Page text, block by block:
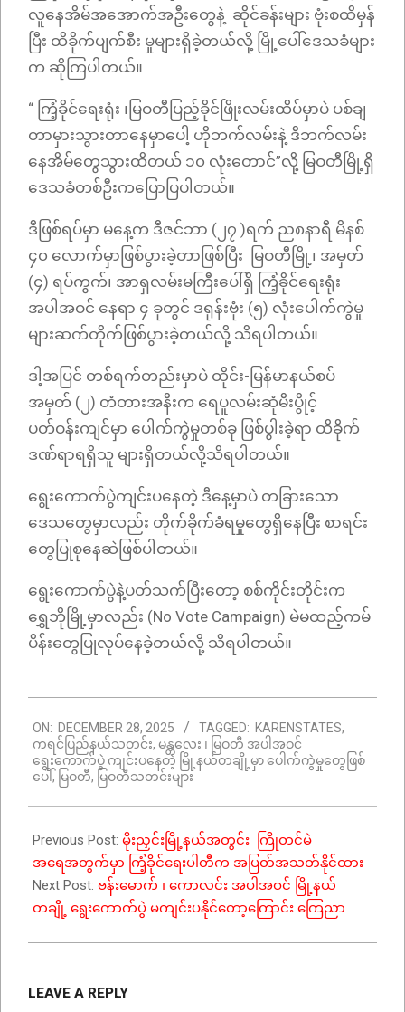
လူနေအိမ်အအောက်အဦးတွေနဲ့ ဆိုင်ခန်းများ ဗုံးစထိမှန်
ပြီး ထိခိုက်ပျက်စီး မှုများရှိခဲ့တယ်လို့ မြို့ပေါ်ဒေသခံများ
က ဆိုကြပါတယ်။
“ ကြံ့ခိုင်ရေးရုံး ၊မြဝတီပြည့်ခိုင်ဖြိုးလမ်းထိပ်မှာပဲ ပစ်ချ
တာမှားသွားတာနေမှာပေါ့ ဟိုဘက်လမ်းနဲ့ ဒီဘက်လမ်း
နေအိမ်တွေသွားထိတယ် ၁၀ လုံးတောင်”လို့ မြဝတီမြို့ရှိ
ဒေသခံတစ်ဦးကပြောပြပါတယ်။
ဒီဖြစ်ရပ်မှာ မနေ့က ဒီဇင်ဘာ (၂၇ )ရက် ည၈နာရီ မိနစ်
၄၀ လောက်မှာဖြစ်ပွားခဲ့တာဖြစ်ပြီး မြဝတီမြို့၊ အမှတ်
(၄) ရပ်ကွက်၊ အာရှလမ်းမကြီးပေါ်ရှိ ကြံ့ခိုင်ရေးရုံး
အပါအဝင် နေရာ ၄ ခုတွင် ဒရုန်းဗုံး (၅) လုံးပေါက်ကွဲမှု
များဆက်တိုက်ဖြစ်ပွားခဲ့တယ်လို့ သိရပါတယ်။
ဒါ့အပြင် တစ်ရက်တည်းမှာပဲ ထိုင်း-မြန်မာနယ်စပ်
အမှတ် (၂) တံတားအနီးက ရေပူလမ်းဆုံမီးပွိုင့်
ပတ်ဝန်းကျင်မှာ ပေါက်ကွဲမှုတစ်ခု ဖြစ်ပွါးခဲ့ရာ ထိခိုက်
ဒဏ်ရာရရှိသူ များရှိတယ်လို့သိရပါတယ်။
ရွေးကောက်ပွဲကျင်းပနေတဲ့ ဒီနေ့မှာပဲ တခြားသော
ဒေသတွေမှာလည်း တိုက်ခိုက်ခံရမှုတွေရှိနေပြီး စာရင်း
တွေပြုစုနေဆဲဖြစ်ပါတယ်။
ရွေးကောက်ပွဲနဲ့ပတ်သက်ပြီးတော့ စစ်ကိုင်းတိုင်းက
ရွှေဘိုမြို့မှာလည်း (No Vote Campaign) မဲမထည့်ကမ်
ပိန်းတွေပြုလုပ်နေခဲ့တယ်လို့ သိရပါတယ်။
12-
28
ON: DECEMBER 28, 2025 TAGGED: KARENSTATES,
ကရင်ပြည်န​ယ်သတင်း, မန္တလေး ၊ မြဝတီ အပါအဝင်
ရွေးကောက်ပွဲ ကျင်းပနေတဲ့ မြို့နယ်တချို့မှာ ပေါက်ကွဲမှုတွေဖြစ်
ပေါ် , မြဝတီ, မြဝတီသတင်းများ
Previous Post: မိုးညှင်းမြို့နယ်အတွင်း ကြိုတင်မဲ
အရေအတွက်မှာ ကြံ့ခိုင်ရေးပါတီက အပြတ်အသတ်နိုင်ထား
Next Post: ဗန်းမောက် ၊ ကောလင်း အပါအဝင် မြို့နယ်
တချို့ ရွေးကောက်ပွဲ မကျင်းပနိုင်တော့ကြောင်း ကြေညာ
LEAVE A REPLY